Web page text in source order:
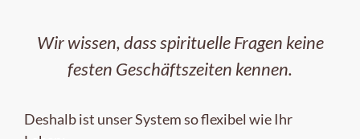
Wir wissen, dass spirituelle Fragen keine
festen Geschäftszeiten kennen.
Deshalb ist unser System so flexibel wie Ihr